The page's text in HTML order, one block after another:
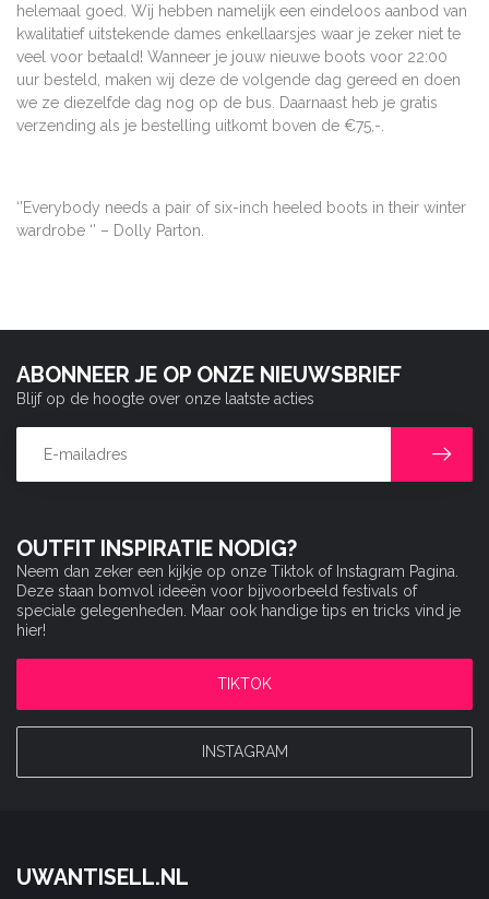
helemaal goed. Wij hebben namelijk een eindeloos aanbod van
kwalitatief uitstekende dames enkellaarsjes waar je zeker niet te
veel voor betaald! Wanneer je jouw nieuwe boots voor 22:00
uur besteld, maken wij deze de volgende dag gereed en doen
we ze diezelfde dag nog op de bus. Daarnaast heb je gratis
verzending als je bestelling uitkomt boven de €75,-.
‘’Everybody needs a pair of six-inch heeled boots in their winter
wardrobe ‘’ – Dolly Parton.
OUTFIT INSPIRATIE NODIG?
Neem dan zeker een kijkje op onze Tiktok of Instagram Pagina.
Deze staan bomvol ideeën voor bijvoorbeeld festivals of
speciale gelegenheden. Maar ook handige tips en tricks vind je
hier!
TIKTOK
INSTAGRAM
ABONNEER JE OP ONZE NIEUWSBRIEF
Blijf op de hoogte over onze laatste acties
UWANTISELL.NL